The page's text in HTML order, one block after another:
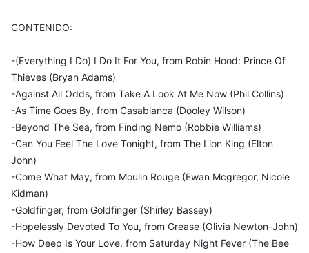
CONTENIDO:
-(Everything I Do) I Do It For You, from Robin Hood: Prince Of
Thieves (Bryan Adams)
-Against All Odds, from Take A Look At Me Now (Phil Collins)
-As Time Goes By, from Casablanca (Dooley Wilson)
-Beyond The Sea, from Finding Nemo (Robbie Williams)
-Can You Feel The Love Tonight, from The Lion King (Elton
John)
-Come What May, from Moulin Rouge (Ewan Mcgregor, Nicole
Kidman)
-Goldfinger, from Goldfinger (Shirley Bassey)
-Hopelessly Devoted To You, from Grease (Olivia Newton-John)
-How Deep Is Your Love, from Saturday Night Fever (The Bee